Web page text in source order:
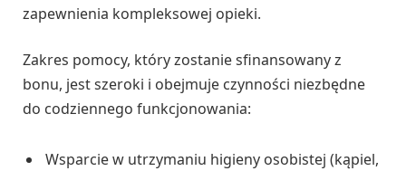
zapewnienia kompleksowej opieki.
Zakres pomocy, który zostanie sfinansowany z
bonu, jest szeroki i obejmuje czynności niezbędne
do codziennego funkcjonowania:
Wsparcie w utrzymaniu higieny osobistej (kąpiel,